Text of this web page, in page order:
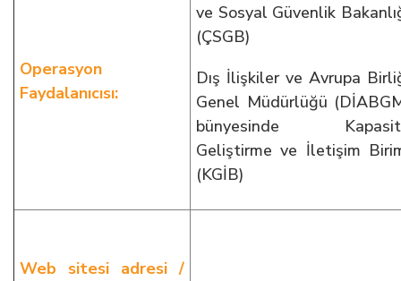
Operasyon
Faydalanıcısı:
ve Sosyal Güvenlik
(ÇSGB)
Dış İlişkiler ve Avrupa
Genel Müdürlüğü
bünyesinde
Geliştirme ve İletişim
(KGİB)
Web sitesi adresi /